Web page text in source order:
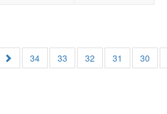
30
31
32
33
34